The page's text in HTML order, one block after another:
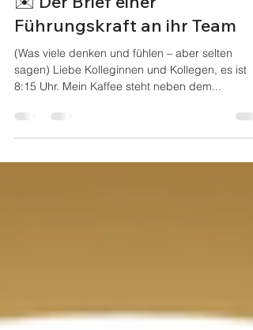
Mandy Henze
18. Juni 2025
2 Min. Lesezeit
✉️ Der Brief einer
Führungskraft an ihr Team
sagen) Liebe Kolleginnen und Kollegen, es ist
8:15 Uhr. Mein Kaffee steht neben dem...